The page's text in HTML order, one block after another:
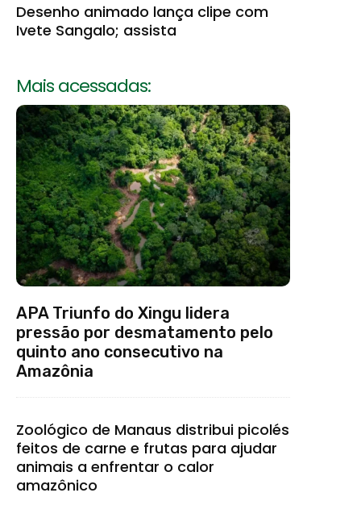
Desenho animado lança clipe com
Ivete Sangalo; assista
Mais acessadas:
APA Triunfo do Xingu lidera
pressão por desmatamento pelo
quinto ano consecutivo na
Amazônia
Zoológico de Manaus distribui picolés
feitos de carne e frutas para ajudar
animais a enfrentar o calor
amazônico